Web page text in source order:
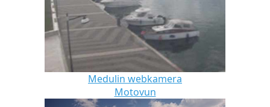
Medulin webkamera
Motovun